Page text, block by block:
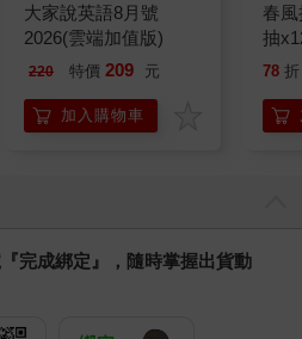
大家說英語8月號
2026(雲端加值版)
220 特價 209 元
加入購物車
春
抽
78 折
完成綁定』，隨時掌握出貨動